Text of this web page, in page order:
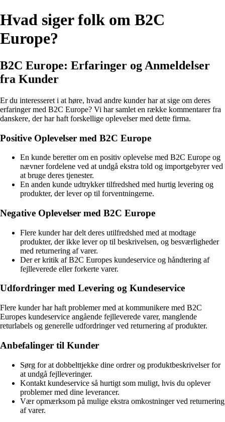
Hvad siger folk om B2C
Europe?
B2C Europe: Erfaringer og Anmeldelser
fra Kunder
Er du interesseret i at høre, hvad andre kunder har at sige om deres
erfaringer med B2C Europe? Vi har samlet en række kommentarer fra
danskere, der har haft forskellige oplevelser med dette firma.
Positive Oplevelser med B2C Europe
En kunde beretter om en positiv oplevelse med B2C Europe og
nævner fordelene ved at undgå ekstra told og importgebyrer ved
at bruge deres tjenester.
En anden kunde udtrykker tilfredshed med hurtig levering og
produkter, der lever op til forventningerne.
Negative Oplevelser med B2C Europe
Flere kunder har delt deres utilfredshed med at modtage
produkter, der ikke lever op til beskrivelsen, og besværligheder
med returnering af varer.
Der er kritik af B2C Europes kundeservice og håndtering af
fejlleverede eller forkerte varer.
Udfordringer med Levering og Kundeservice
Flere kunder har haft problemer med at kommunikere med B2C
Europes kundeservice angående fejlleverede varer, manglende
returlabels og generelle udfordringer ved returnering af produkter.
Anbefalinger til Kunder
Sørg for at dobbelttjekke dine ordrer og produktbeskrivelser for
at undgå fejlleveringer.
Kontakt kundeservice så hurtigt som muligt, hvis du oplever
problemer med dine leverancer.
Vær opmærksom på mulige ekstra omkostninger ved returnering
af varer.